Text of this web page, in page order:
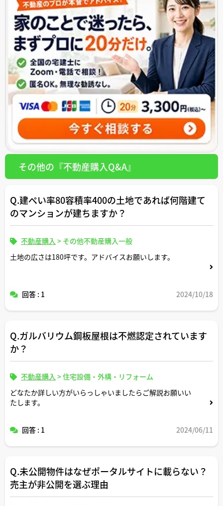
その他の『不動産購入Q&A』
Q.建ぺい率80容積率400の土地であれば何階建て
のマンションが建ちますか？
不動産購入 > その他不動産購入一般
土地の広さは180坪です。アドバイスお願いします。
回答 : 1 2024/10/18
Q.ガルバリウム鋼板屋根は不燃認定されています
か？
不動産購入 >住宅設備・外構・リフォーム
どなたか詳しい方がいらっしゃいましたらご解説お願いい
たします。
回答 : 1 2024/06/11
Q.未公開物件はなぜポータルサイトに載らない？
売主が非公開を選ぶ理由